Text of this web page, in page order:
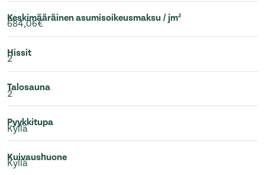
Keskimääräinen asumisoikeusmaksu / jm²
684,06€
Hissit
2
Talosauna
2
Pyykkitupa
Kyllä
Kuivaushuone
Kyllä